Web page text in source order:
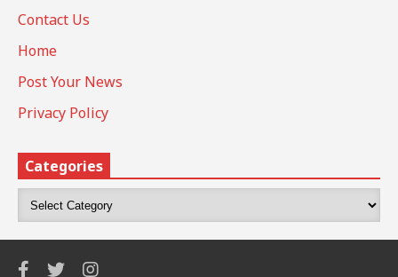
Contact Us
Home
Post Your News
Privacy Policy
Categories